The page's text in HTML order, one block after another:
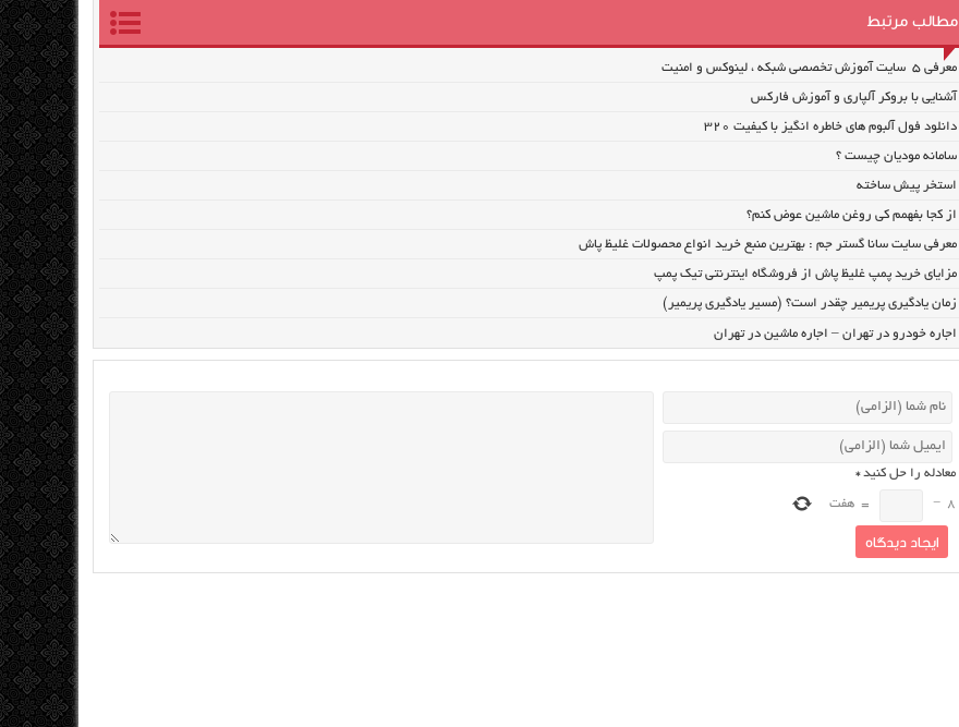
مطالب مرتبط
معرفی ۵ سایت آموزش تخصصی شبکه ، لینوکس و امنیت
آشنایی با بروکر آلپاری و آموزش فارکس
دانلود فول آلبوم های خاطره انگیز با کیفیت ۳۲۰
سامانه مودیان چیست ؟
استخر پیش ساخته
از کجا بفهمم کی روغن ماشین عوض کنم؟
معرفی سایت سانا گستر جم : بهترین منبع خرید انواع محصولات غلیظ پاش
مزایای خرید پمپ غلیظ پاش از فروشگاه اینترنتی تیک پمپ
زمان یادگیری پریمیر چقدر است؟ (مسیر یادگیری پریمیر)
اجاره خودرو در تهران – اجاره ماشین در تهران
معادله را حل کنید*
8
−
= هفت